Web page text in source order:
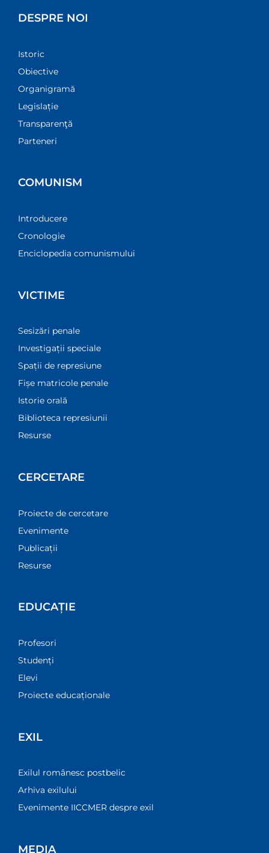
DESPRE NOI
Istoric
Obiective
Organigramă
Legislație
Transparenţă
Parteneri
COMUNISM
Introducere
Cronologie
Enciclopedia comunismului
VICTIME
Sesizări penale
Investigații speciale
Spații de represiune
Fișe matricole penale
Istorie orală
Biblioteca represiunii
Resurse
CERCETARE
Proiecte de cercetare
Evenimente
Publicații
Resurse
EDUCAȚIE
Profesori
Studenți
Elevi
Proiecte educaționale
EXIL
Exilul românesc postbelic
Arhiva exilului
Evenimente IICCMER despre exil
MEDIA